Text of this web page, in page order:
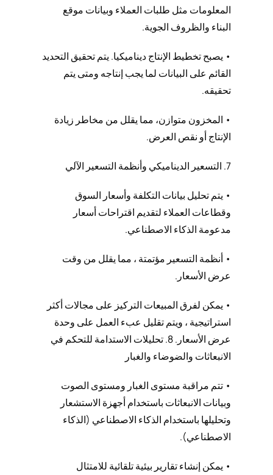
المعلومات مثل طلبات العملاء وبيانات موقع
البناء والظروف الجوية.
• يصبح تخطيط الإنتاج ديناميكيا. يتم تحقيق التحديد
القائم على البيانات لما يجب إنتاجه ومتى يتم
تحقيقه.
• المخزون متوازن، مما يقلل من مخاطر زيادة
الإنتاج أو نقص العرض.
7. التسعير الديناميكي وأنظمة التسعير الآلي
• يتم تحليل بيانات التكلفة وأسعار السوق
وقطاعات العملاء لتقديم اقتراحات أسعار
مدعومة الذكاء الاصطناعي.
• أنظمة التسعير مؤتمتة ، مما يقلل من وقت
عرض الأسعار.
• يمكن لفرق المبيعات التركيز على مجالات أكثر
استراتيجية ، ويتم تقليل عبء العمل على وحدة
عرض الأسعار. 8. تحليلات الاستدامة للتحكم في
الانبعاثات والضوضاء والغبار
• تتم مراقبة مستوى الغبار ومستوى الصوت
وبيانات الانبعاثات باستخدام أجهزة الاستشعار
وتحليلها باستخدام الذكاء الاصطناعي (الذكاء
الاصطناعي).
• يمكن إنشاء تقارير بيئية تلقائية للامتثال